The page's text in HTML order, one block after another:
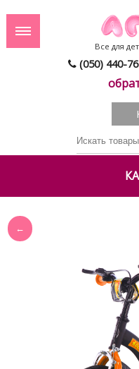
(050) 440-
Все для